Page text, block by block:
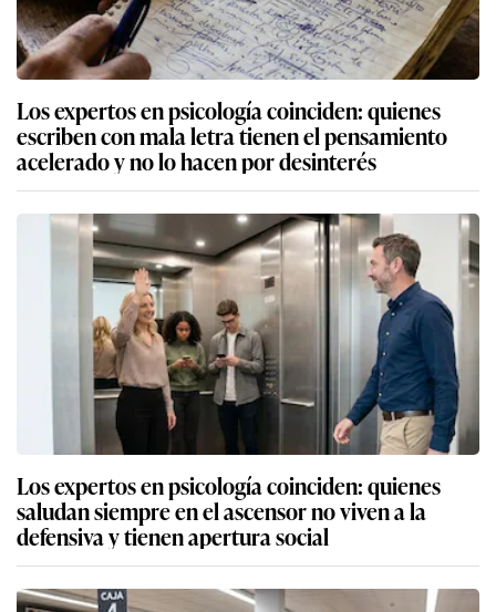
Los expertos en psicología coinciden: quienes
escriben con mala letra tienen el pensamiento
acelerado y no lo hacen por desinterés
Los expertos en psicología coinciden: quienes
saludan siempre en el ascensor no viven a la
defensiva y tienen apertura social